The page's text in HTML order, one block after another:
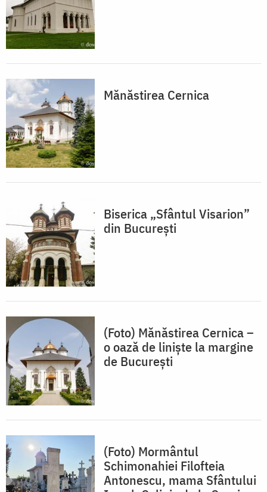
Mănăstirea Cernica
Biserica „Sfântul Visarion”
din București
(Foto) Mănăstirea Cernica –
o oază de liniște la margine
de București
(Foto) Mormântul
Schimonahiei Filofteia
Antonescu, mama Sfântului